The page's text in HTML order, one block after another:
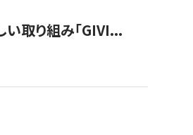
取り組み「GIVI...